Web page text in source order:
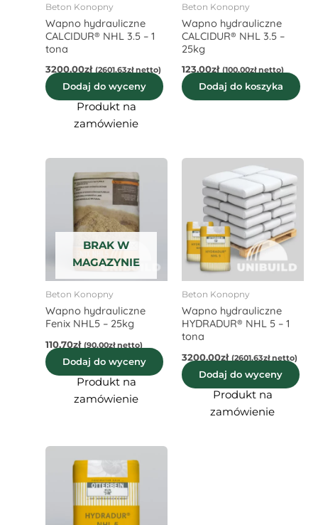
Beton Konopny
Wapno hydrauliczne
CALCIDUR® NHL 3.5 – 1
tona
3200,00zł (2601,63złnetto)
Dodaj do wyceny
Produkt na
zamówienie
Beton Konopny
Wapno hydrauliczne
CALCIDUR® NHL 3.5 –
25kg
123,00zł (100,00złnetto)
Dodaj do koszyka
BRAK W
MAGAZYNIE
Beton Konopny
Wapno hydrauliczne
Fenix NHL5 – 25kg
110,70zł (90,00złnetto)
Dodaj do wyceny
Produkt na
zamówienie
Beton Konopny
Wapno hydrauliczne
HYDRADUR® NHL 5 – 1
tona
3200,00zł (2601,63złnetto)
Dodaj do wyceny
Produkt na
zamówienie